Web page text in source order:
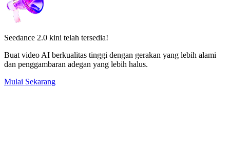
Seedance 2.0 kini telah tersedia!
Buat video AI berkualitas tinggi dengan gerakan yang lebih alami
dan penggambaran adegan yang lebih halus.
Mulai Sekarang